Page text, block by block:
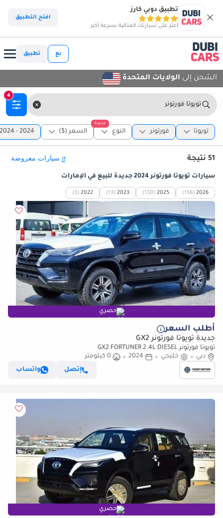
تطبيق دوبي كارز
اعثر على سيارتك المثالية بسرعة أكبر
افتح التطبيق
بع تطبيق
الشحن إلى الولايات المتحدة
تويوتا فورتونر
4
تويوتا فورتونر
جديدة
النوع السعر ($) 2024 - 2024
51 نتيجة
سيارات تويوتا فورتونر 2024 جديدة للبيع في الإمارات
2026
(156)
2025
(130)
2023
(13)
2022
(3)
حصري
أطلب السعر
جديدة تويوتا فورتونر GX2
تويوتا فورتونر GX2 FORTUNER 2.4L DIESEL
دبي
خليجي 2024
0 كيلومتر
إتصل
واتساب
حصري